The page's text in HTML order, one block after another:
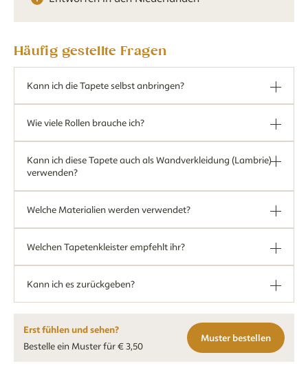
Häufig gestellte Fragen
Kann ich die Tapete selbst anbringen?
Wie viele Rollen brauche ich?
Kann ich diese Tapete auch als Wandverkleidung (Lambrie)
verwenden?
Welche Materialien werden verwendet?
Welchen Tapetenkleister empfehlt ihr?
Kann ich es zurückgeben?
Erst fühlen und sehen?
Bestelle ein Muster für € 3,50
Muster bestellen